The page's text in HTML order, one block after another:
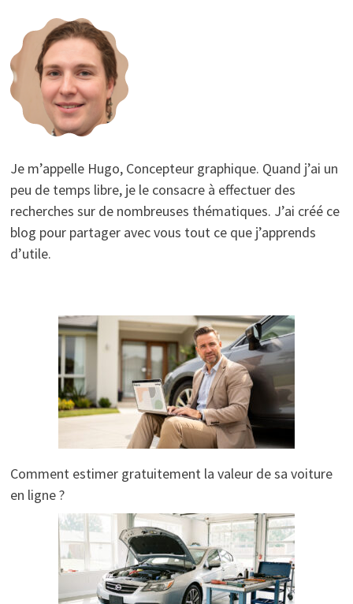
Je m’appelle Hugo, Concepteur graphique. Quand j’ai un
peu de temps libre, je le consacre à effectuer des
recherches sur de nombreuses thématiques. J’ai créé ce
blog pour partager avec vous tout ce que j’apprends
d’utile.
Comment estimer gratuitement la valeur de sa voiture
en ligne ?